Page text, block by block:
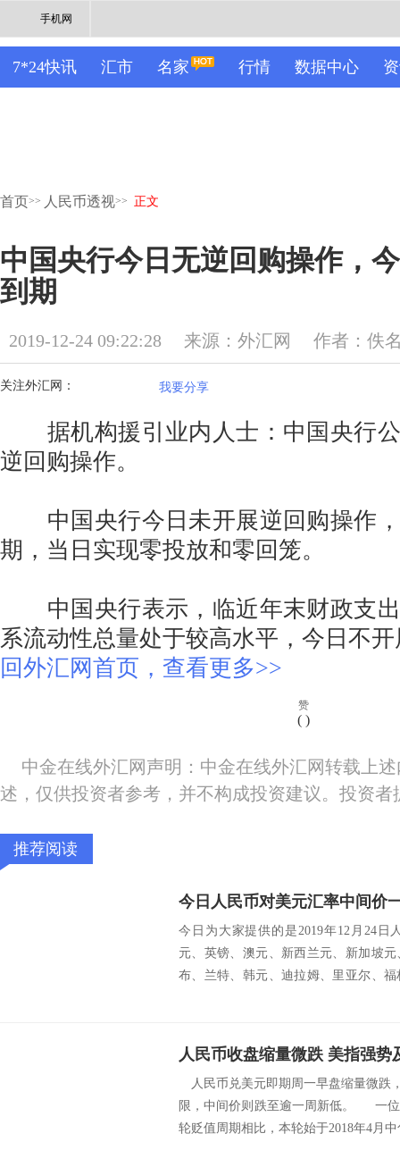
手机网
7*24快讯 汇市 名家 行情 数据中心
首页>> 人民币透视>> 正文
中国央行今日无逆回购操作，
到期
2019-12-24 09:22:28 来源：外汇网 作者：佚
关注外汇网： 我要分享
据机构援引业内人士：中国央行公
逆回购操作。
中国央行今日未开展逆回购操作，
期，当日实现零投放和零回笼。
中国央行表示，临近年末财政支出
系流动性总量处于较高水平，今日不
回外汇网首页，查看更多>>
赞
( )
中金在线外汇网声明：中金在线外汇网转载上
述，仅供投资者参考，并不构成投资建议。投资
推荐阅读
今日人民币对美元汇率中间价
今日为大家提供的是2019年12月24日
元、英镑、澳元、新西兰元、新加坡
布、兰特、韩元、迪拉姆、里亚尔、
人民币收盘缩量微跌 美指强势
人民币兑美元即期周一早盘缩量微跌
限，中间价则跌至逾一周新低。 一位
轮贬值周期相比，本轮始于2018年4月